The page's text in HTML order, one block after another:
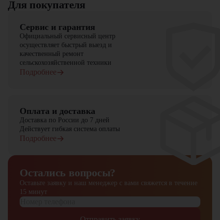
Для покупателя
Сервис и гарантия
Официальный сервисный центр
осуществляет быстрый выезд и
качественный ремонт
сельскохозяйственной техники
Подробнее
Оплата и доставка
Доставка по России до 7 дней
Действует гибкая система оплаты
Подробнее
Остались вопросы?
Оставьте заявку и наш менеджер с вами свяжется в течение
15 минут